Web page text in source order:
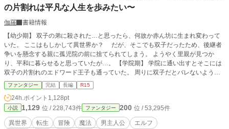
の片割れは平凡な人生を歩みたい〜
伽羅
書籍情報
【幼少期】 双子の弟に殺された…と思ったら、何故か赤ん坊に生まれ変わって
いた。 ここはもしかして異世界か？ だが、そこでも双子だったため、後継者
争いを懸念する親に孤児院の前に捨てられてしまう。 ようやく里親が見つか
り、平和に暮らせると思っていたが…。 【学院期】 学院に通い出すとそこには
双子の片割れのエドワード王子も通っていた。 周りに双子だとバレないように
学院生活を送っていたが、何故かエドワード王子の影武者をする事になり…。
ファンタジー 完結 長編 R15
24h.ポイント 1,128pt
小説 1,129 位 / 228,743件 ファンタジー 200 位 / 53,295件
異世界 転生 冒険 魔法 男主人公
エルフ